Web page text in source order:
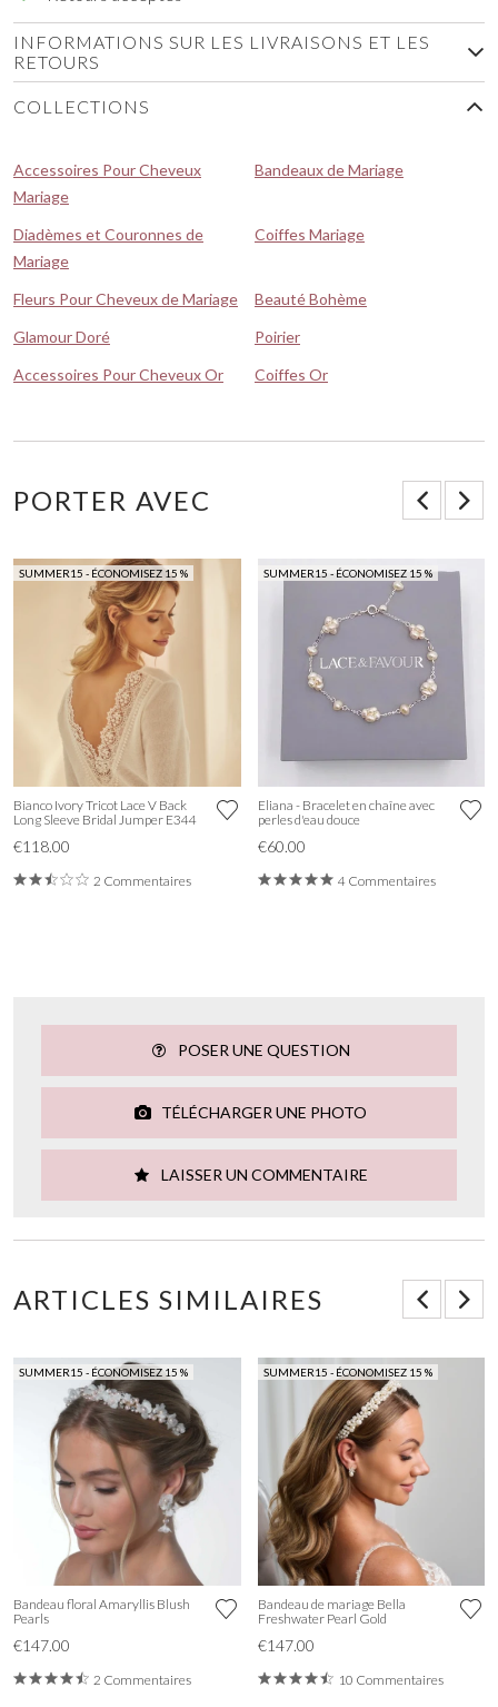
INFORMATIONS SUR LES LIVRAISONS ET LES
RETOURS
COLLECTIONS
Accessoires Pour Cheveux
Mariage
Bandeaux de Mariage
Diadèmes et Couronnes de
Mariage
Coiffes Mariage
Fleurs Pour Cheveux de Mariage
Beauté Bohème
Glamour Doré
Poirier
Accessoires Pour Cheveux Or
Coiffes Or
PORTER AVEC
SUMMER15 - ÉCONOMISEZ 15 %
Bianco Ivory Tricot Lace V Back
Long Sleeve Bridal Jumper E344
€118.00
2 Commentaires
SUMMER15 - ÉCONOMISEZ 15 %
Eliana - Bracelet en chaîne avec
perles d'eau douce
€60.00
4 Commentaires
POSER UNE QUESTION
TÉLÉCHARGER UNE PHOTO
LAISSER UN COMMENTAIRE
ARTICLES SIMILAIRES
SUMMER15 - ÉCONOMISEZ 15 %
Bandeau floral Amaryllis Blush
Pearls
€147.00
2 Commentaires
SUMMER15 - ÉCONOMISEZ 15 %
Bandeau de mariage Bella
Freshwater Pearl Gold
€147.00
10 Commentaires